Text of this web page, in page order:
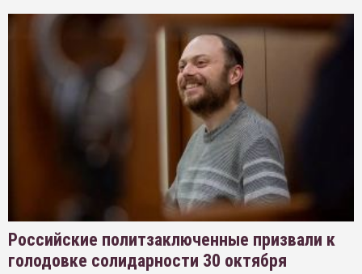
Российские политзаключенные призвали к
голодовке солидарности 30 октября